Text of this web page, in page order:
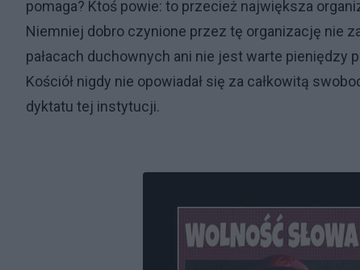
pomaga? Ktoś powie: to przecież największa
Niemniej dobro czynione przez tę organizację nie
pałacach duchownych ani nie jest warte pieniędzy
Kościół nigdy nie opowiadał się za całkowitą
dyktatu tej instytucji.